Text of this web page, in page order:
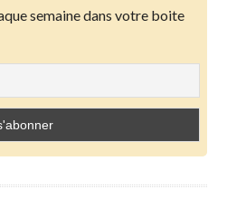
semaine dans votre boite